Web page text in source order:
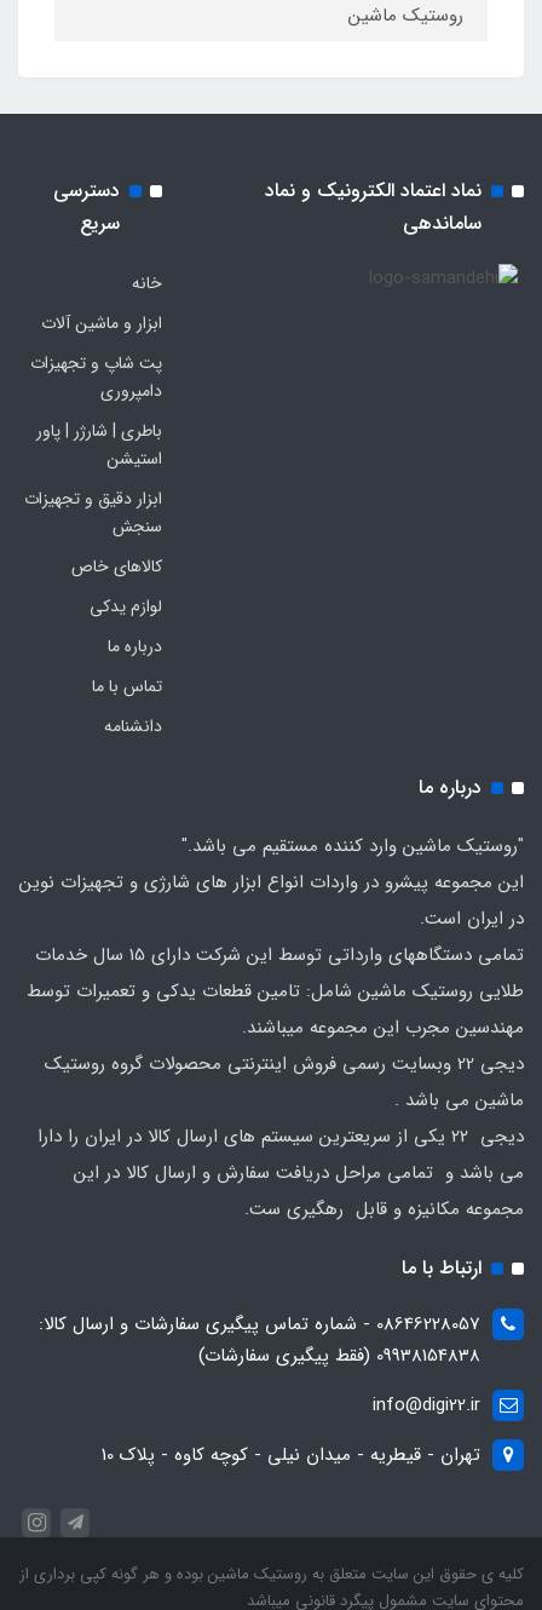
روستیک ماشین
نماد اعتماد الکترونیک و نماد
ساماندهی
دسترسی
سریع
خانه
ابزار و ماشین آلات
پت شاپ و تجهیزات
دامپروری
باطری | شارژر | پاور
استیشن
ابزار دقیق و تجهیزات
سنجش
کالاهای خاص
لوازم یدکی
درباره ما
تماس با ما
دانشنامه
درباره ما
"روستیک ماشین وارد کننده مستقیم می باشد."
این مجموعه پیشرو در واردات انواع ابزار های شارژی و تجهیزات نوین
در ایران است.
تمامی دستگاههای وارداتی توسط این شرکت دارای 15 سال خدمات
طلایی روستیک ماشین شامل: تامین قطعات یدکی و تعمیرات توسط
مهندسین مجرب این مجموعه میباشند.
دیجی 22 وبسایت رسمی فروش اینترنتی محصولات گروه روستیک
ماشین می باشد .
دیجی 22 یکی از سریعترین سیستم های ارسال کالا در ایران را دارا
می باشد و تمامی مراحل دریافت سفارش و ارسال کالا در این
مجموعه مکانیزه و قابل رهگیری ست.
ارتباط با ما
08646228057 - شماره تماس پیگیری سفارشات و ارسال کالا:
09938154838 (فقط پیگیری سفارشات)
info@digi22.ir
تهران - قیطریه - میدان نیلی - کوچه کاوه - پلاک 10
کلیه ی حقوق این سایت متعلق به روستیک ماشین بوده و هر گونه کپی برداری از
محتوای سایت مشمول پیگرد قانونی میباشد